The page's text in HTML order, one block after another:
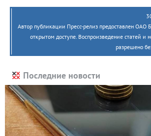
Автор публикации Пресс-релиз предоставлен ОАО
открытом доступе. Воспроизведение статей
разрешено
Последние новости